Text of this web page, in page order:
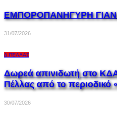
ΕΜΠΟΡΟΠΑΝΗΓΥΡΗ
31/07/2026
Δ.ΠΈΛΛΑΣ
Δωρεά απινιδωτή στο
Πέλλας από το περιοδικό
30/07/2026